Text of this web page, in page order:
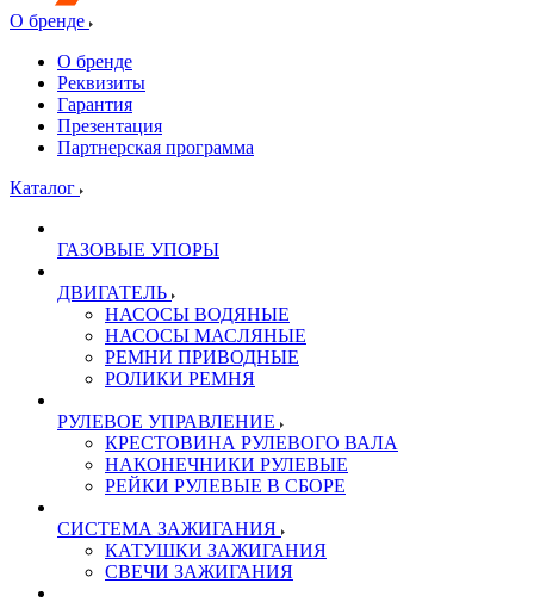
О бренде
О бренде
Реквизиты
Гарантия
Презентация
Партнерская программа
Каталог
ГАЗОВЫЕ УПОРЫ
ДВИГАТЕЛЬ
НАСОСЫ ВОДЯНЫЕ
НАСОСЫ МАСЛЯНЫЕ
РЕМНИ ПРИВОДНЫЕ
РОЛИКИ РЕМНЯ
РУЛЕВОЕ УПРАВЛЕНИЕ
КРЕСТОВИНА РУЛЕВОГО ВАЛА
НАКОНЕЧНИКИ РУЛЕВЫЕ
РЕЙКИ РУЛЕВЫЕ В СБОРЕ
СИСТЕМА ЗАЖИГАНИЯ
КАТУШКИ ЗАЖИГАНИЯ
СВЕЧИ ЗАЖИГАНИЯ